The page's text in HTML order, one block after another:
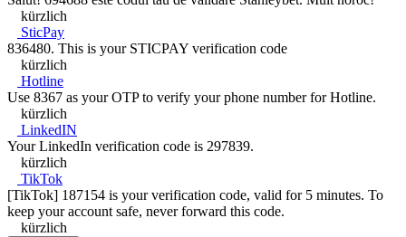
kürzlich
SticPay
836480. This is your STICPAY verification code
kürzlich
Hotline
Use 8367 as your OTP to verify your phone number for Hotline.
kürzlich
LinkedIN
Your LinkedIn verification code is 297839.
kürzlich
TikTok
[TikTok] 187154 is your verification code, valid for 5 minutes. To
keep your account safe, never forward this code.
kürzlich